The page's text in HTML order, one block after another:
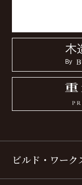
ビルド・ワーク